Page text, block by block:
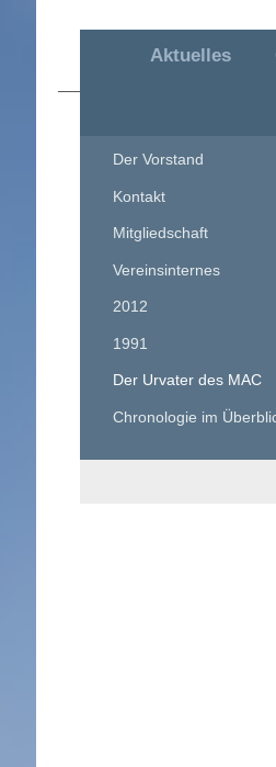
Aktuelles
MAC OR
Der Vorstand
Kontakt
Mitgliedschaft
Vereinsinternes
2012
1991
Der Urvater des MAC
Chronologie im